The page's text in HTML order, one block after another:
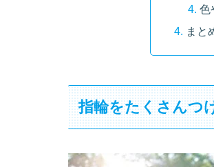
色
まと
指輪をたくさんつ